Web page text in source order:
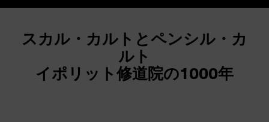
スカル・カルトとペンシル・カ
ルト
イポリット修道院の1000年